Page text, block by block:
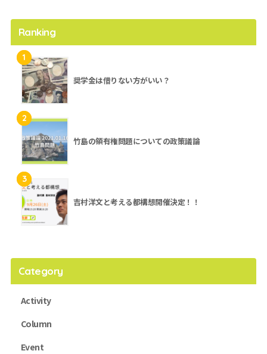
Ranking
1
奨学金は借りない方がいい？
2
竹島の領有権問題についての政策議論
3
吉村洋文と考える都構想開催決定！！
Category
Activity
Column
Event